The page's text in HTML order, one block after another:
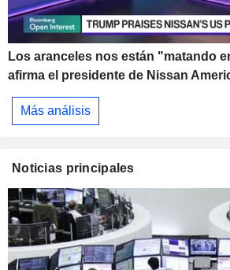
Los aranceles nos están "matando
afirma el presidente de Nissan
Más análisis
Noticias principales